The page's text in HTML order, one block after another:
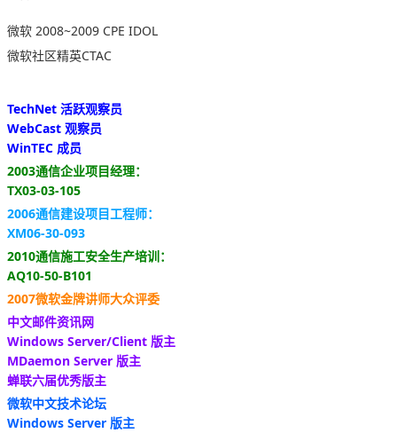
微软 2008~2009 CPE IDOL
微软社区精英CTAC
TechNet 活跃观察员
WebCast 观察员
WinTEC 成员
2003通信企业项目经理：
TX03-03-105
2006通信建设项目工程师：
XM06-30-093
2010通信施工安全生产培训：
AQ10-50-B101
2007微软金牌讲师大众评委
中文邮件资讯网
Windows Server/Client 版主
MDaemon Server 版主
蝉联六届优秀版主
微软中文技术论坛
Windows Server 版主